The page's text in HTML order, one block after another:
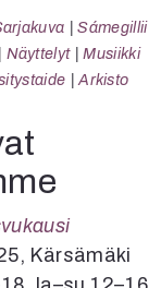
Sámegillii
Näyttelyt
Musiikki
Arkisto
Kärsämäki